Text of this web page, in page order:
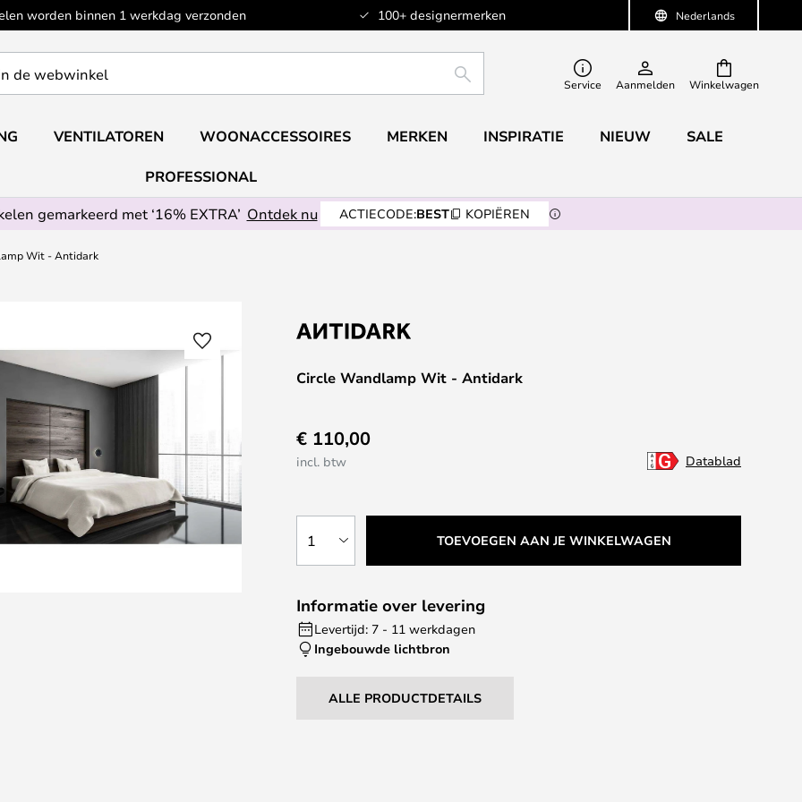
Nederlands
worden binnen 1 werkdag verzonden 100+ designermerken
Winkelwagen
ZOEKEN Service Aanmelden
VENTILATOREN WOONACCESSOIRES MERKEN INSPIRATIE NIEUW SALE
PROFESSIONAL
gemarkeerd met ‘16% EXTRA’ Ontdek nu ACTIECODE:BEST KOPIËREN
Wit - Antidark
Circle Wandlamp Wit - Antidark
€ 110,00
incl. btw Datablad
1 TOEVOEGEN AAN JE WINKELWAGEN
Informatie over levering
Levertijd: 7 - 11 werkdagen
Ingebouwde lichtbron
ALLE PRODUCTDETAILS